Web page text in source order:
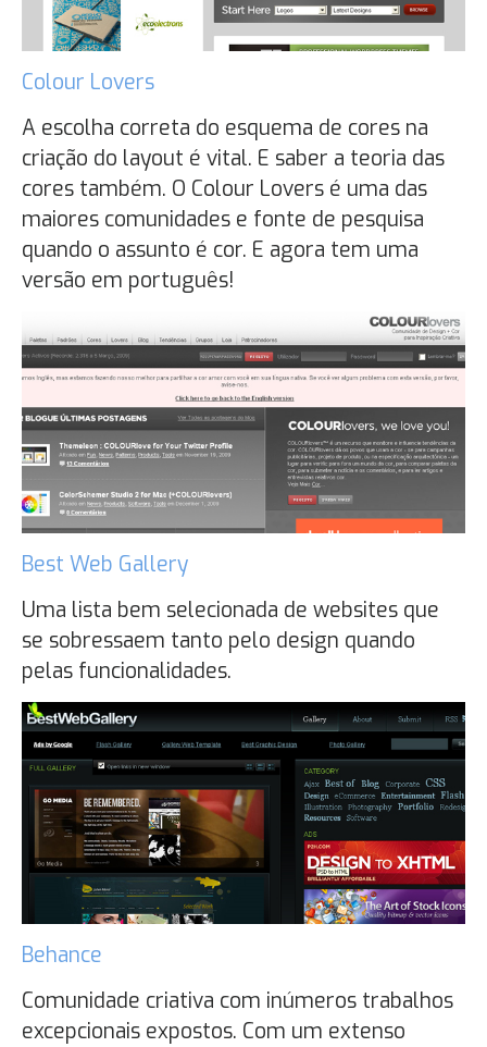
Colour Lovers
A escolha correta do esquema de cores na
criação do layout é vital. E saber a teoria das
cores também. O Colour Lovers é uma das
maiores comunidades e fonte de pesquisa
quando o assunto é cor. E agora tem uma
versão em português!
Best Web Gallery
Uma lista bem selecionada de websites que
se sobressaem tanto pelo design quando
pelas funcionalidades.
Behance
Comunidade criativa com inúmeros trabalhos
excepcionais expostos. Com um extenso